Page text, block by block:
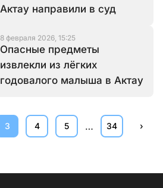
Актау направили в суд
8 февраля 2026, 15:25
Опасные предметы
извлекли из лёгких
годовалого малыша в Актау
3 4 5 … 34 ›